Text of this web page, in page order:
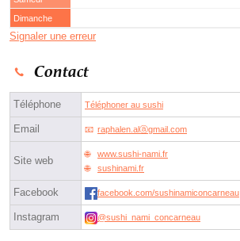
Dimanche
Signaler une erreur
Contact
Téléphone Téléphoner au sushi
Email raphalen.alⓐgmail.com
Site web
www.sushi-nami.fr
sushinami.fr
Facebook facebook.com/sushinamiconcarneau
Instagram @sushi_nami_concarneau